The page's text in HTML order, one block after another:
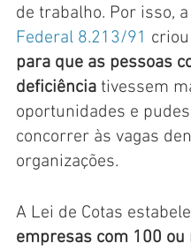
de trabalho. Por isso, a
Federal 8.213/91 criou
para que as pessoas
deficiência tivessem
oportunidades e
concorrer às vagas
organizações.
A Lei de Cotas
empresas com 100 ou